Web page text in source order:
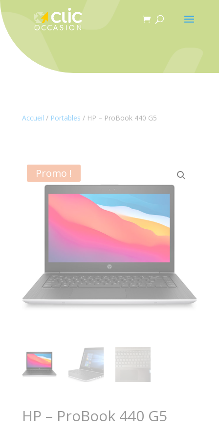
Accueil / Portables / HP – ProBook 440 G5
Promo !
HP – ProBook 440 G5
Panneau de gestion des cookies